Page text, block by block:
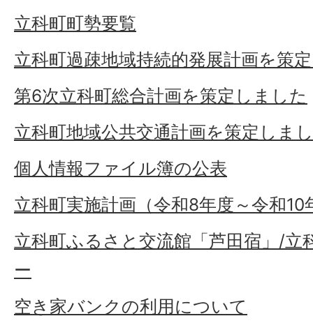
立科町町勢要覧
立科町過疎地域持続的発展計画を策
第6次立科町総合計画を策定しました
立科町地域公共交通計画を策定しま
個人情報ファイル簿の公表
立科町実施計画（令和8年度～令和
立科町ふるさと交流館「芦田宿」/立
ー
空き家バンクの利用について